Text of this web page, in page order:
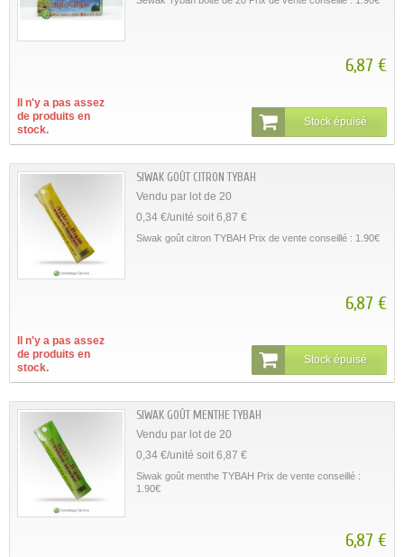
6,87 €
Il n'y a pas assez
de produits en
stock.
Stock épuisé
SIWAK GOÛT CITRON TYBAH
Vendu par lot de 20
0,34 €/unité soit 6,87 €
Siwak goût citron TYBAH Prix de vente conseillé : 1.90€
6,87 €
Il n'y a pas assez
de produits en
stock.
Stock épuisé
SIWAK GOÛT MENTHE TYBAH
Vendu par lot de 20
0,34 €/unité soit 6,87 €
Siwak goût menthe TYBAH Prix de vente conseillé :
1.90€
6,87 €